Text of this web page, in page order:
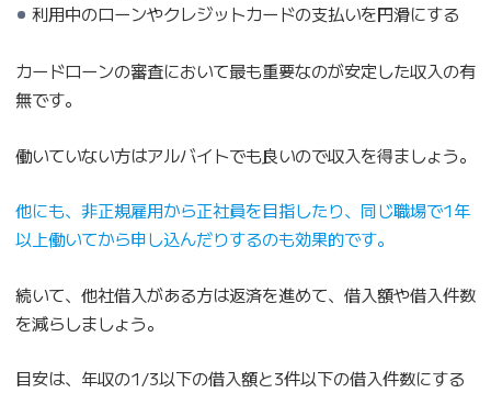
利用中のローンやクレジットカードの支払いを円滑にする
カードローンの審査において最も重要なのが安定した収入の有
無です。
働いていない方はアルバイトでも良いので収入を得ましょう。
他にも、非正規雇用から正社員を目指したり、同じ職場で1年
以上働いてから申し込んだりするのも効果的です。
続いて、他社借入がある方は返済を進めて、借入額や借入件数
を減らしましょう。
目安は、年収の1/3以下の借入額と3件以下の借入件数にする